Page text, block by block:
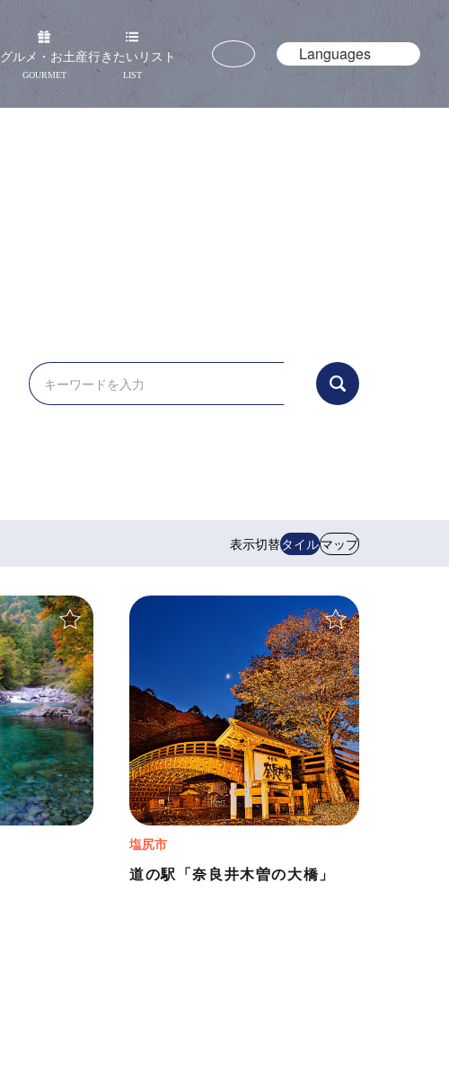
表示切替タイルマップ
＋
道の駅「奈良井木曽の大橋」
塩尻市
＋
グルメ・お土産行きたいリスト Languages